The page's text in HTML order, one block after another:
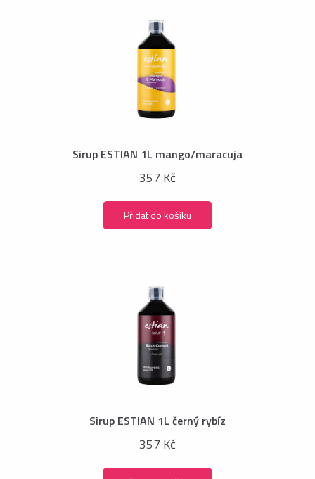
Sirup ESTIAN 1L mango/maracuja
357 Kč
Přidat do košíku
Sirup ESTIAN 1L černý rybíz
357 Kč